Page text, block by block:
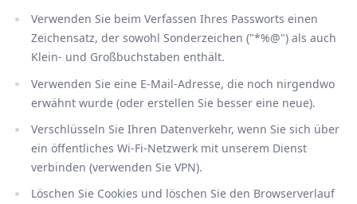
Verwenden Sie beim Verfassen Ihres Passworts einen
Zeichensatz, der sowohl Sonderzeichen ("*%@") als auch
Klein- und Großbuchstaben enthält.
Verwenden Sie eine E-Mail-Adresse, die noch nirgendwo
erwähnt wurde (oder erstellen Sie besser eine neue).
Verschlüsseln Sie Ihren Datenverkehr, wenn Sie sich über
ein öffentliches Wi-Fi-Netzwerk mit unserem Dienst
verbinden (verwenden Sie VPN).
Löschen Sie Cookies und löschen Sie den Browserverlauf